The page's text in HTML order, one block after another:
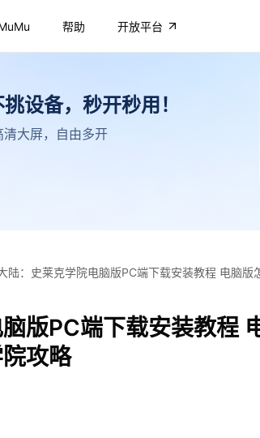
帮助 开放平台
设备，秒开秒用！
大屏，自由多开
陆：史莱克学院电脑版PC端下载安装教程 电脑
版PC端下载安装教程
攻略